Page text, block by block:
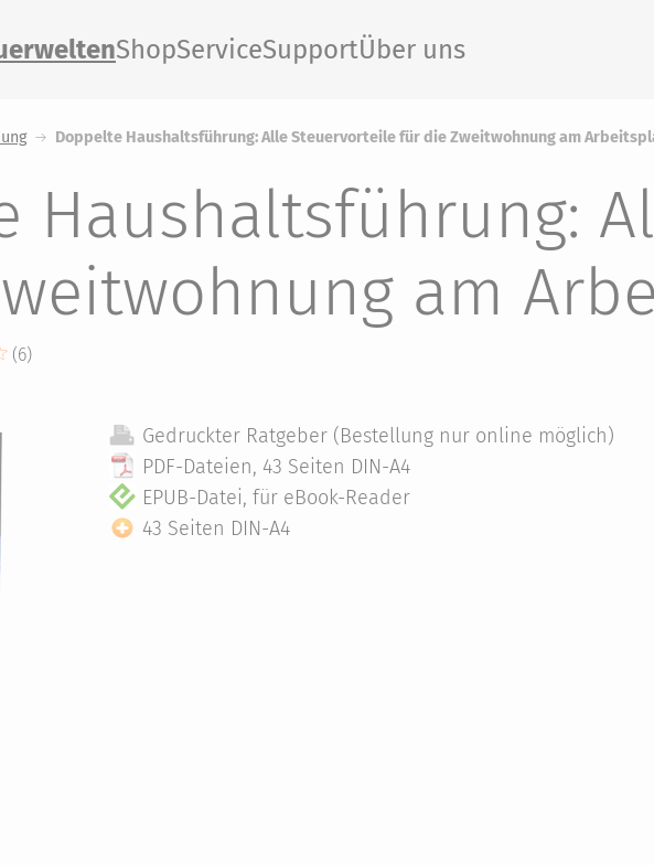
ShopServiceSupportÜber uns
Doppelte Haushaltsführung: Alle Steuervorteile für die Zweitwohnung am
Haushaltsführung:
am
(6)
Gedruckter Ratgeber (Bestellung nur online möglich)
PDF-Dateien, 43 Seiten DIN-A4
EPUB-Datei, für eBook-Reader
43 Seiten DIN-A4